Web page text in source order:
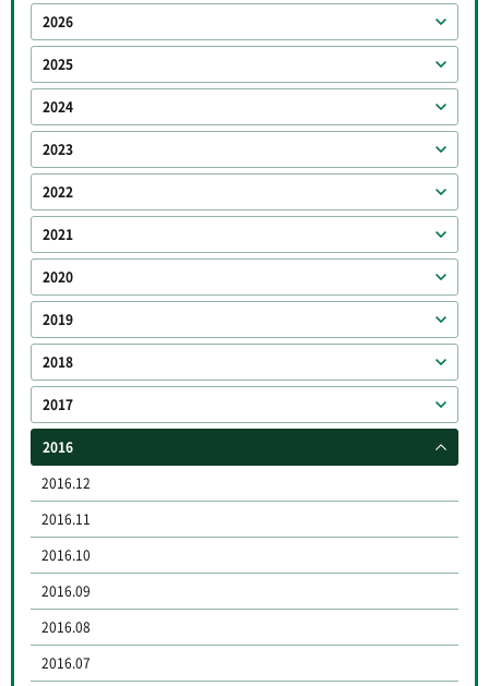
2026
2025
2024
2023
2022
2021
2020
2019
2018
2017
2016
2016.12
2016.11
2016.10
2016.09
2016.08
2016.07